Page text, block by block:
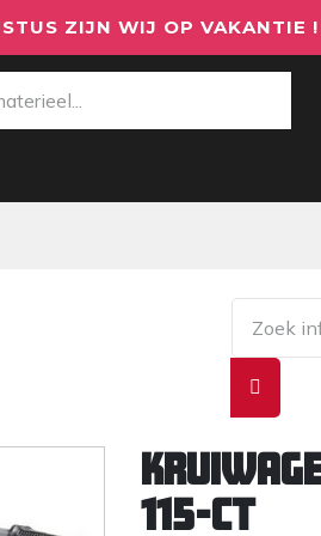
ZIJN WIJ OP VAKANTIE !
115-CT